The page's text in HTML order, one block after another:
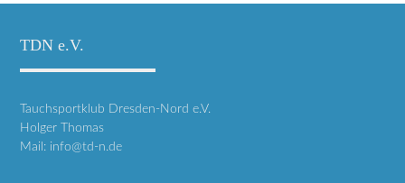
TDN e.V.
Tauchsportklub Dresden-Nord e.V.
Holger Thomas
Mail: info@td-n.de